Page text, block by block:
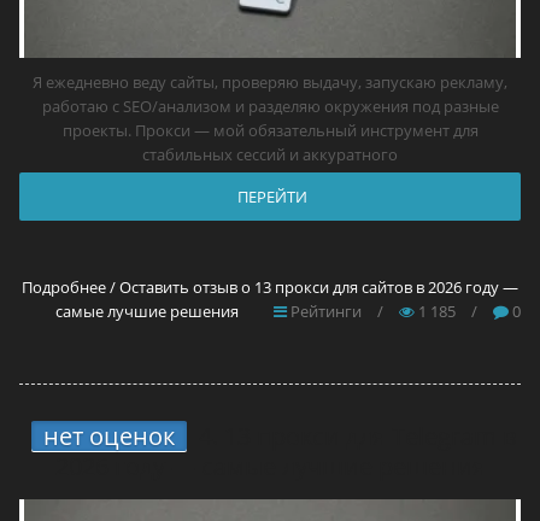
Я ежедневно веду сайты, проверяю выдачу, запускаю рекламу,
работаю с SEO/анализом и разделяю окружения под разные
проекты. Прокси — мой обязательный инструмент для
стабильных сессий и аккуратного
ПЕРЕЙТИ
Подробнее / Оставить отзыв о 13 прокси для сайтов в 2026 году —
самые лучшие решения
Рейтинги / 1 185 / 0
нет оценок